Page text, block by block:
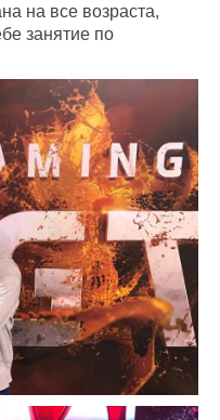
на все возраста,
занятие по